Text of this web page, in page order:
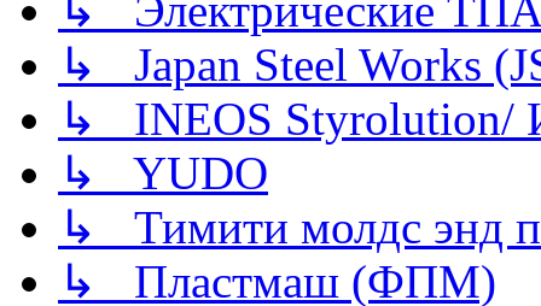
↳ Электрические
↳ Japan Steel Works
↳ INEOS
↳ YUDO
↳ Тимити молдс энд
↳ Пластмаш (ФПМ)